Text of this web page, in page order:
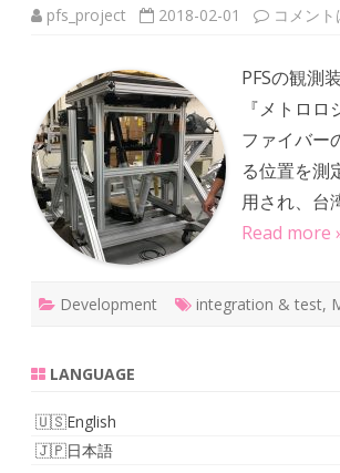
pfs_project 2018-02-01 メ
ト
ジ
カ
メ
ラ
開
発
は
今…
へ
の
コメン
PFSの観測
『メトロロ
ファイバー
る位置を測
用され、台
Read more
Development integration & test,
LANGUAGE
English
日本語